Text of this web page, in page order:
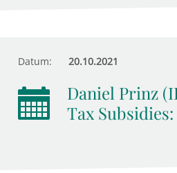
Datum: 20.10.2021
Daniel Prinz
Tax